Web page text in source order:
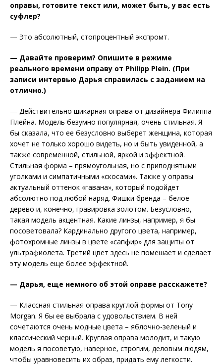
оправы, готовите текст или, может быть, у вас есть
суфлер?
— Это абсолютный, стопроцентный экспромт.
— Давайте проверим? Опишите в режиме
реального времени оправу от Philipp Plein. (При
записи интервью Дарья справилась с заданием на
отлично.)
— Действительно шикарная оправа от дизайнера Филиппа
Плейна. Модель безумно популярная, очень стильная. Я
бы сказала, что ее безусловно выберет женщина, которая
хочет не только хорошо видеть, но и быть увиденной, а
также современной, стильной, яркой и эффектной.
Стильная форма – прямоугольная, но с приподнятыми
уголками и симпатичными «скосами». Также у оправы
актуальный оттенок «гавана», который подойдет
абсолютно под любой наряд. Фишки бренда – белое
дерево и, конечно, гравировка золотом. Безусловно,
такая модель акцентная. Какие линзы, например, я бы
посоветовала? Кардинально другого цвета, например,
фотохромные линзы в цвете «сапфир» для защиты от
ультрафиолета. Третий цвет здесь не помешает и сделает
эту модель еще более эффектной.
— Дарья, еще немного об этой оправе расскажете?
— Классная стильная оправа круглой формы от Tony
Morgan. Я бы ее выбрала с удовольствием. В ней
сочетаются очень модные цвета – яблочно-зеленый и
классический черный. Круглая оправа молодит, и такую
модель я посоветую, наверное, строгим, деловым людям,
чтобы уравновесить их образ, придать ему легкости.